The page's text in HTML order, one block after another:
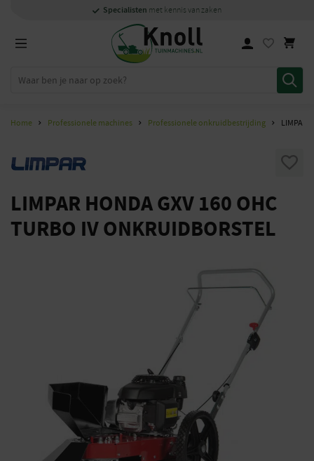
Specialisten met kennis van zaken
1000m2showroom in Staphorst
Persoonlijkensnelcontact
Specialisten met kennis van zaken
Home Professionele machines Professionele onkruidbestrijding LIMPAR
LIMPAR HONDA GXV 160 OHC
TURBO IV ONKRUIDBORSTEL